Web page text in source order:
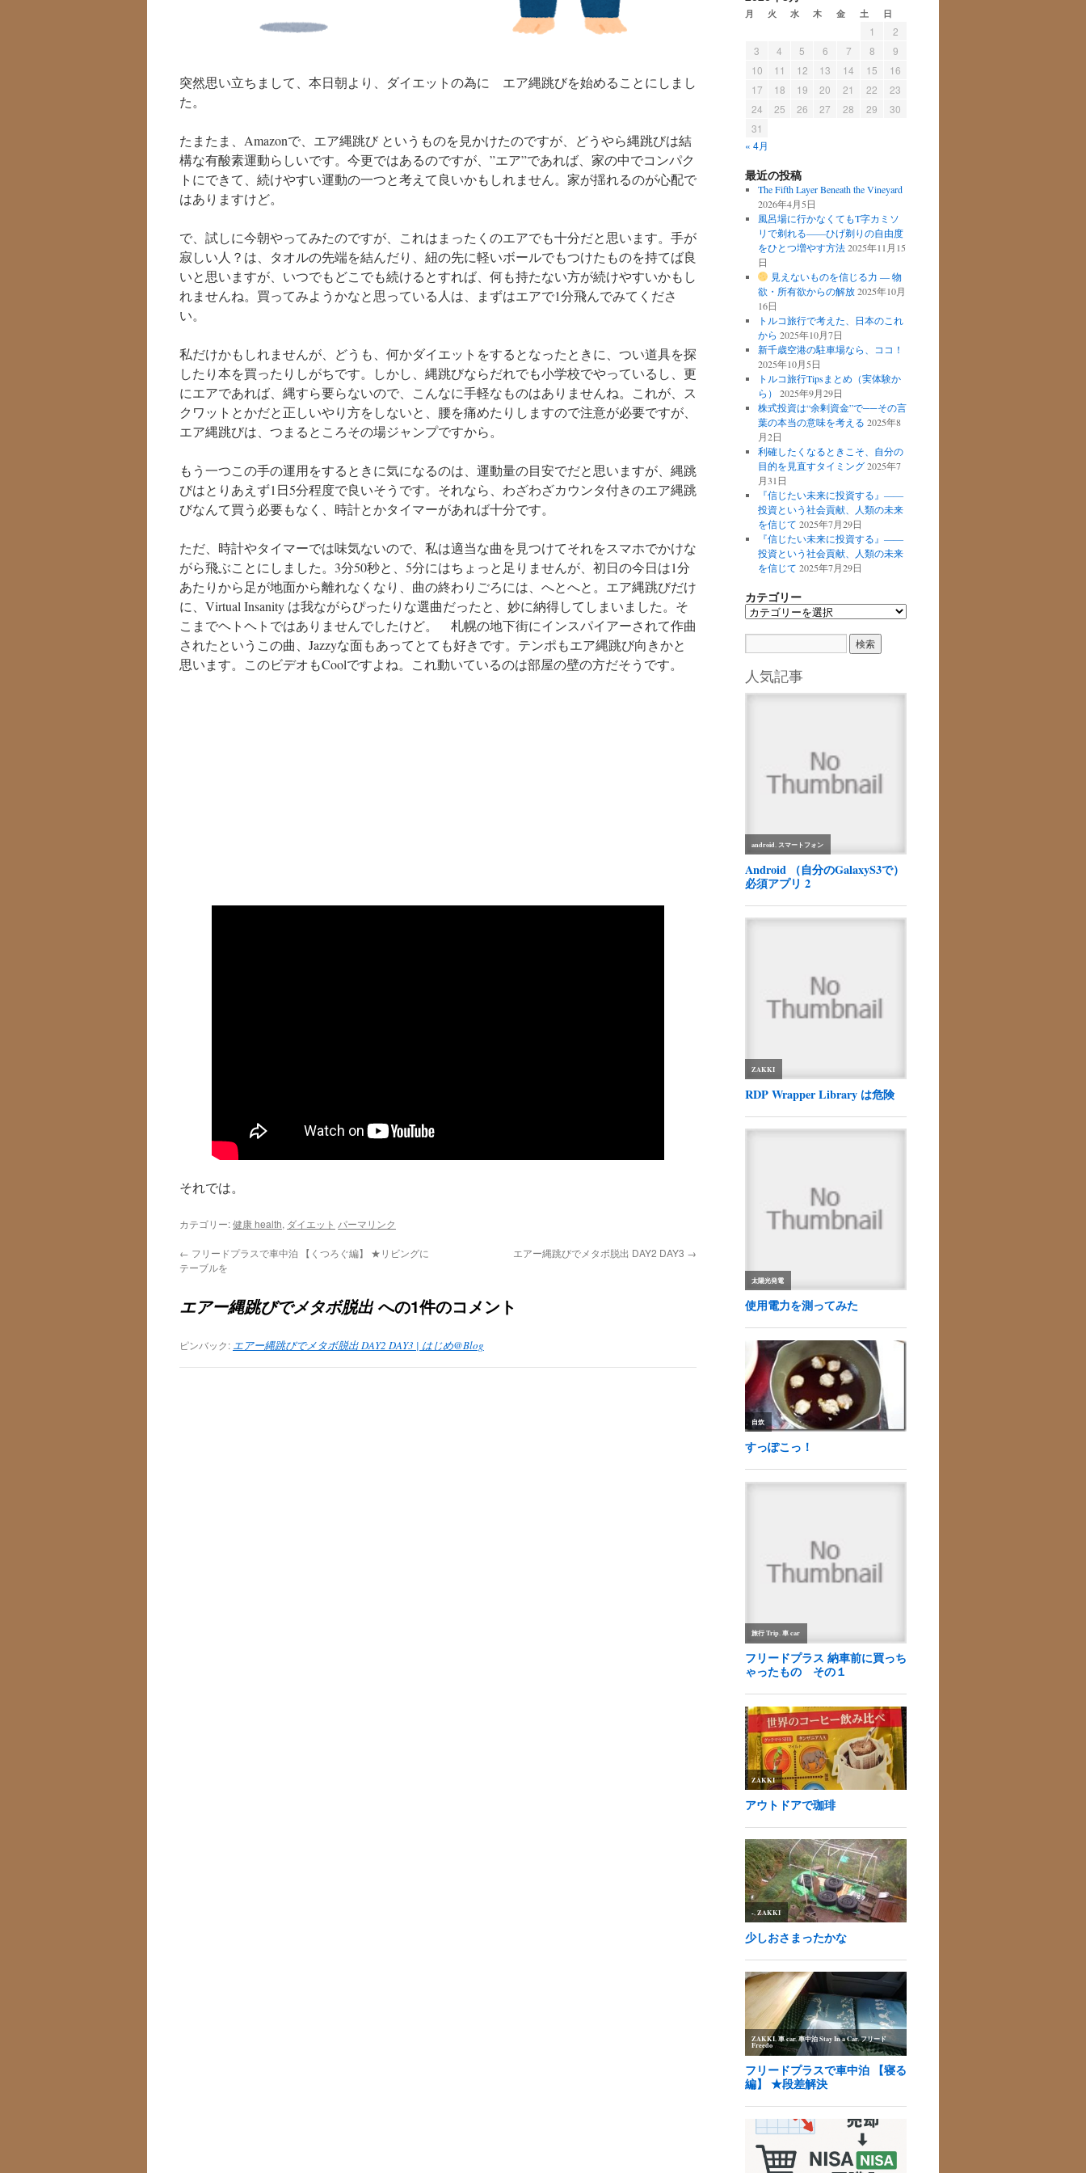
突然思い立ちまして、本日朝より、ダイエットの為に エア縄跳びを始めることにしまし
た。
たまたま、Amazonで、エア縄跳び というものを見かけたのですが、どうやら縄跳びは結
構な有酸素運動らしいです。今更ではあるのですが、”エア”であれば、家の中でコンパク
トにできて、続けやすい運動の一つと考えて良いかもしれません。家が揺れるのが心配で
はありますけど。
で、試しに今朝やってみたのですが、これはまったくのエアでも十分だと思います。手が
寂しい人？は、タオルの先端を結んだり、紐の先に軽いボールでもつけたものを持てば良
いと思いますが、いつでもどこでも続けるとすれば、何も持たない方が続けやすいかもし
れませんね。買ってみようかなと思っている人は、まずはエアで1分飛んでみてくださ
い。
私だけかもしれませんが、どうも、何かダイエットをするとなったときに、つい道具を探
したり本を買ったりしがちです。しかし、縄跳びならだれでも小学校でやっているし、更
にエアであれば、縄すら要らないので、こんなに手軽なものはありませんね。これが、ス
クワットとかだと正しいやり方をしないと、腰を痛めたりしますので注意が必要ですが、
エア縄跳びは、つまるところその場ジャンプですから。
もう一つこの手の運用をするときに気になるのは、運動量の目安でだと思いますが、縄跳
びはとりあえず1日5分程度で良いそうです。それなら、わざわざカウンタ付きのエア縄跳
びなんて買う必要もなく、時計とかタイマーがあれば十分です。
ただ、時計やタイマーでは味気ないので、私は適当な曲を見つけてそれをスマホでかけな
がら飛ぶことにしました。3分50秒と、5分にはちょっと足りませんが、初日の今日は1分
あたりから足が地面から離れなくなり、曲の終わりごろには、へとへと。エア縄跳びだけ
に、Virtual Insanity は我ながらぴったりな選曲だったと、妙に納得してしまいました。そ
こまでヘトヘトではありませんでしたけど。 札幌の地下街にインスパイアーされて作曲
されたというこの曲、Jazzyな面もあってとても好きです。テンポもエア縄跳び向きかと
思います。このビデオもCoolですよね。これ動いているのは部屋の壁の方だそうです。
それでは。
カテゴリー:健康 health, ダイエット パーマリンク
← フリードプラスで車中泊 【くつろぐ編】 ★リビングに
テーブルを
エアー縄跳びでメタボ脱出 DAY2 DAY3 →
エアー縄跳びでメタボ脱出への1件のコメント
ピンバック: エアー縄跳びでメタボ脱出 DAY2 DAY3 | はじめ@Blog
月 火 水 木 金 土 日
1
2
3
4 5 6 7 8
9
10
11 12 13 14 15
16
17
18 19 20 21 22
23
24
25 26 27 28 29
30
31
« 4月
最近の投稿
The Fifth Layer Beneath the Vineyard
2026年4月5日
風呂場に行かなくてもT字カミソ
リで剃れる——ひげ剃りの自由度
をひとつ増やす方法 2025年11月15
日
見えないものを信じる力 ― 物
欲・所有欲からの解放 2025年10月
16日
トルコ旅行で考えた、日本のこれ
から 2025年10月7日
新千歳空港の駐車場なら、ココ！
2025年10月5日
トルコ旅行Tipsまとめ（実体験か
ら）
2025年9月29日
株式投資は“余剰資金”で──その言
葉の本当の意味を考える 2025年8
月2日
利確したくなるときこそ、自分の
目的を見直すタイミング 2025年7
月31日
『信じたい未来に投資する』――
投資という社会貢献、人類の未来
を信じて 2025年7月29日
『信じたい未来に投資する』――
投資という社会貢献、人類の未来
を信じて 2025年7月29日
カテゴリー
カ
リ
ー
人気記事